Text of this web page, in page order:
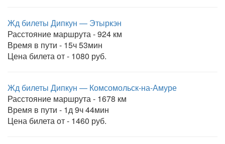
Жд билеты Дипкун — Этыркэн
Расстояние маршрута - 924 км
Время в пути - 15ч 53мин
Цена билета от - 1080 руб.
Жд билеты Дипкун — Комсомольск-на-Амуре
Расстояние маршрута - 1678 км
Время в пути - 1д 9ч 44мин
Цена билета от - 1460 руб.